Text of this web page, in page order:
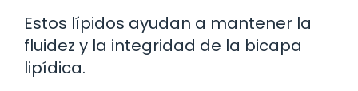
Estos lípidos ayudan a mantener la
fluidez y la integridad de la bicapa
lipídica.